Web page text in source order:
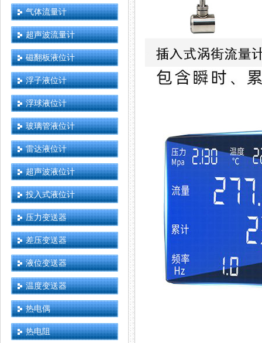
气体流量计
超声波流量计
磁翻板液位计
浮子液位计
浮球液位计
玻璃管液位计
雷达液位计
超声波液位计
投入式液位计
压力变送器
差压变送器
液位变送器
温度变送器
热电偶
热电阻